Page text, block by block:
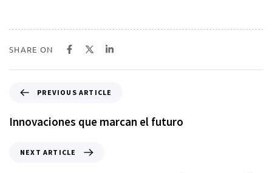
SHARE ON
PREVIOUS ARTICLE
Innovaciones que marcan el futuro
NEXT ARTICLE